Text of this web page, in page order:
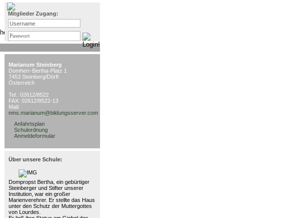
Mitglieder Zugang:
Marianum Steinberg
Domherr-Bertha-Platz 1
7453 Steinberg/Dörfl
Österreich
Tel.: 02612/8522
FAX: 02612/8522-13
Mail:
nms.marianum@bildungsserver.com
Anfahrtsplan
Schulordnung
Anmeldeformular
Über unsere Schule:
Dompropst Bertha, ein gebürtiger
Steinberger und Stifter unserer
Institution, war ein großer
Marienverehrer. Er stellte das Haus
unter den Schutz der Muttergottes
von Lourdes.